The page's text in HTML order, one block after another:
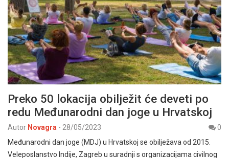
Preko 50 lokacija obilježit će deveti po
redu Međunarodni dan joge u Hrvatskoj
Autor Novagra - 28/05/2023
0
Međunarodni dan joge (MDJ) u Hrvatskoj se obilježava od 2015.
Veleposlanstvo Indije, Zagreb u suradnji s organizacijama civilnog